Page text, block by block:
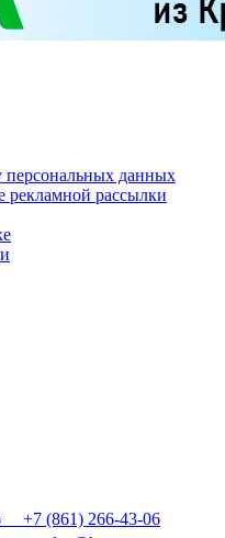
персональных данных
рекламной рассылки
+7 (861) 266-43-06